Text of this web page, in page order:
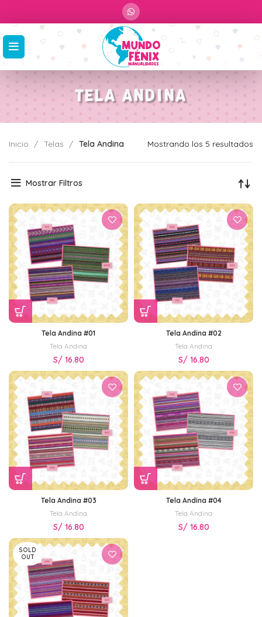
TELA ANDINA
Inicio Telas Tela Andina Mostrando los 5 resultados
Mostrar Filtros
Tela Andina #01
Tela Andina
S/16.80
Tela Andina #02
Tela Andina
S/16.80
Tela Andina #03
Tela Andina
S/16.80
Tela Andina #04
Tela Andina
S/16.80
SOLD
OUT